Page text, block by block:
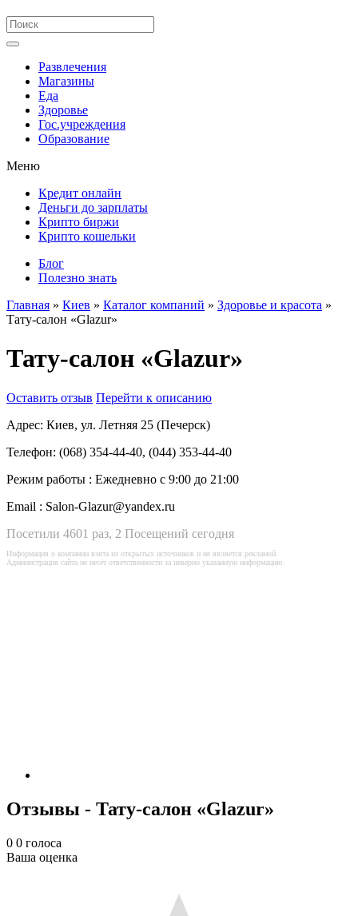
Развлечения
Магазины
Еда
Здоровье
Гос.учреждения
Образование
Меню
Кредит онлайн
Деньги до зарплаты
Крипто биржи
Крипто кошельки
Блог
Полезно знать
Главная » Киев » Каталог компаний » Здоровье и красота »
Тату-салон «Glazur»
Тату-салон «Glazur»
Оставить отзыв Перейти к описанию
Адрес: Киев, ул. Летняя 25 (Печерск)
Телефон: (068) 354-44-40, (044) 353-44-40
Режим работы : Ежедневно с 9:00 до 21:00
Email : Salon-Glazur@yandex.ru
Посетили 4601 раз, 2 Посещений сегодня
Информация о компании взята из открытых источников и не является рекламой.
Администрация сайта не несёт ответственности за неверно указанную информацию.
Отзывы - Тату-салон «Glazur»
0 0 голоса
Ваша оценка